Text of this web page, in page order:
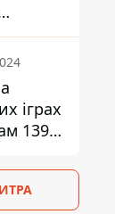
іграх
139,6